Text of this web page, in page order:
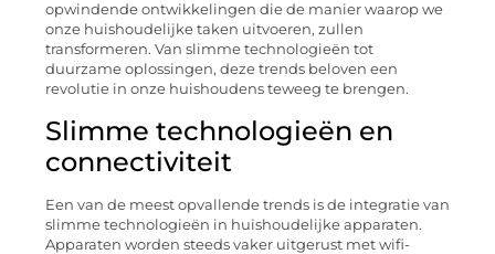
opwindende ontwikkelingen die de manier waarop we
onze huishoudelijke taken uitvoeren, zullen
transformeren. Van slimme technologieën tot
duurzame oplossingen, deze trends beloven een
revolutie in onze huishoudens teweeg te brengen.
Slimme technologieën en
connectiviteit
Een van de meest opvallende trends is de integratie van
slimme technologieën in huishoudelijke apparaten.
Apparaten worden steeds vaker uitgerust met wifi-